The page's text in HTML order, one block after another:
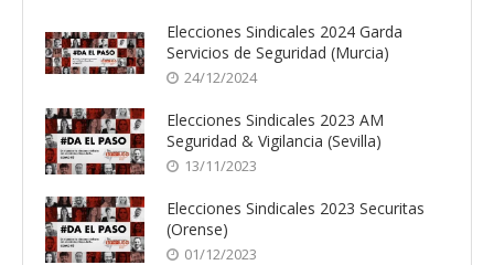
Elecciones Sindicales 2024 Garda
Servicios de Seguridad (Murcia)
24/12/2024
Elecciones Sindicales 2023 AM
Seguridad & Vigilancia (Sevilla)
13/11/2023
Elecciones Sindicales 2023 Securitas
(Orense)
01/12/2023